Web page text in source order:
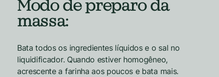
Modo de preparo da
massa:
Bata todos os ingredientes líquidos e o sal no
liquidificador. Quando estiver homogêneo,
acrescente a farinha aos poucos e bata mais.